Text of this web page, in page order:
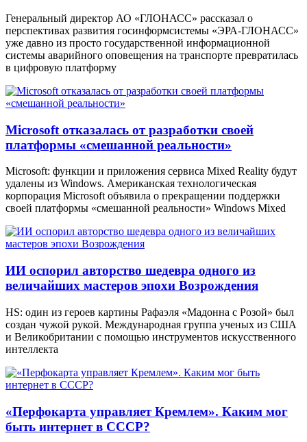
Генеральный директор АО «ГЛОНАСС» рассказал о
перспективах развития госинформсистемы «ЭРА-ГЛОНАСС»
уже давно из просто государственной информационной
системы аварийного оповещения на транспорте превратилась
в цифровую платформу
Microsoft отказалась от разработки своей
платформы «смешанной реальности»
Microsoft: функции и приложения сервиса Mixed Reality будут
удалены из Windows. Американская технологическая
корпорация Microsoft объявила о прекращении поддержки
своей платформы «смешанной реальности» Windows Mixed
ИИ оспорил авторство шедевра одного из
величайших мастеров эпохи Возрождения
HS: один из героев картины Рафаэля «Мадонна с Розой» был
создан чужой рукой. Международная группа ученых из США
и Великобритании с помощью инструментов искусственного
интеллекта
«Перфокарта управляет Кремлем». Каким мог
быть интернет в СССР?